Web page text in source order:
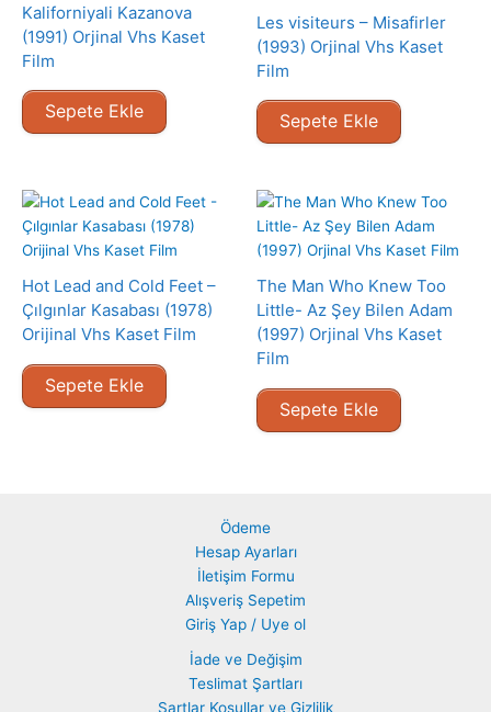
Kaliforniyali Kazanova
(1991) Orjinal Vhs Kaset
Film
Sepete Ekle
Les visiteurs – Misafirler
(1993) Orjinal Vhs Kaset
Film
Sepete Ekle
Hot Lead and Cold Feet –
Çılgınlar Kasabası (1978)
Orijinal Vhs Kaset Film
Sepete Ekle
The Man Who Knew Too
Little- Az Şey Bilen Adam
(1997) Orjinal Vhs Kaset
Film
Sepete Ekle
Ödeme
Hesap Ayarları
İletişim Formu
Alışveriş Sepetim
Giriş Yap / Uye ol
İade ve Değişim
Teslimat Şartları
Şartlar Koşullar ve Gizlilik